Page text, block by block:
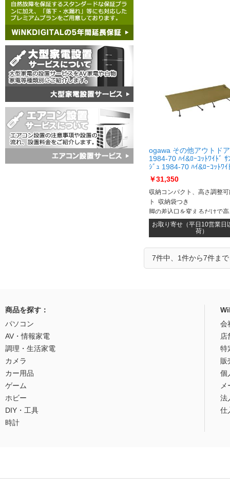
ogawa その他アウトド
1984-70 ﾊｲ&ﾛｰｺｯﾄﾜｲﾄﾞ ｻ
ｼﾞｭ 1984-70 ﾊｲ&ﾛｰｺｯﾄﾜｲ
ﾍﾞｰｼﾞｭ
￥31,350
収納コンパクト、高さ調整
ト 収納袋つき
脚の差込口を変えるだけで
㎝、25㎝の2段階に変更可能
お取り寄せ（平日10営業日
荷）
7件中、1件から7件ま
商品を探す：
パソコン
AV・情報家電
調理・生活家電
カメラ
カー用品
ゲーム
ホビー
DIY・工具
時計
会
店
特
販
個
メ
法
仕